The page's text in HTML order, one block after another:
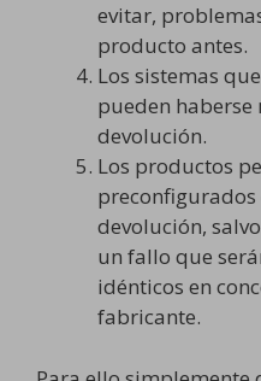
evitar,
producto antes.
Los sistemas
pueden haberse
devolución.
Los productos
preconfigurados
devolución,
un fallo que
idénticos en
fabricante.